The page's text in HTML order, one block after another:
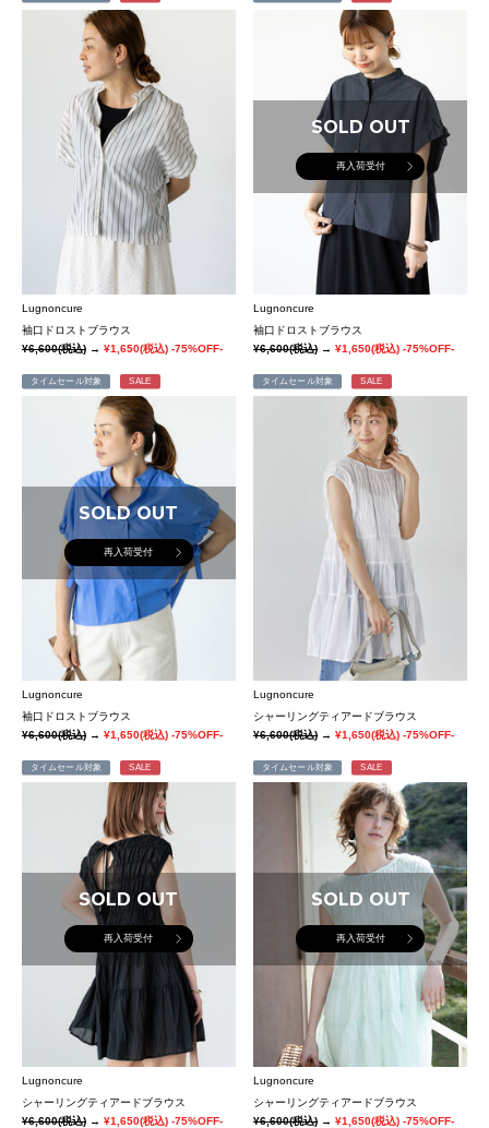
Lugnoncure
袖口ドロストブラウス
¥6,600(税込) → ¥1,650(税込) -75%OFF-
SOLD OUT
再入荷受付
Lugnoncure
袖口ドロストブラウス
¥6,600(税込)→¥1,650(税込) -75%OFF-
タイムセール対象 SALE
SOLD OUT
再入荷受付
Lugnoncure
袖口ドロストブラウス
¥6,600(税込) → ¥1,650(税込) -75%OFF-
タイムセール対象 SALE
Lugnoncure
シャーリングティアードブラウス
¥6,600(税込)→¥1,650(税込) -75%OFF-
タイムセール対象 SALE
SOLD OUT
再入荷受付
Lugnoncure
シャーリングティアードブラウス
¥6,600(税込) → ¥1,650(税込) -75%OFF-
タイムセール対象 SALE
SOLD OUT
再入荷受付
Lugnoncure
シャーリングティアードブラウス
¥6,600(税込)→¥1,650(税込) -75%OFF-